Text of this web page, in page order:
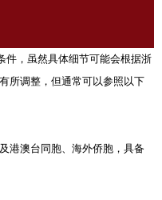
，虽然具体细节可能会根据浙
所调整，但通常可以参照以下
澳台同胞、海外侨胞，具备